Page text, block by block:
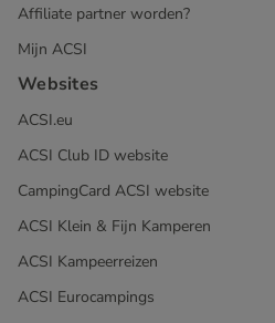
Affiliate partner worden?
Mijn ACSI
Websites
ACSI.eu
ACSI Club ID website
CampingCard ACSI website
ACSI Klein & Fijn Kamperen
ACSI Kampeerreizen
ACSI Eurocampings